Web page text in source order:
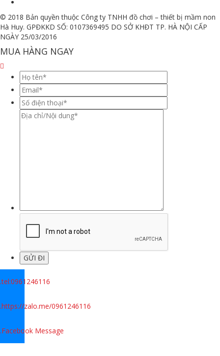
© 2018 Bản quyền thuộc Công ty TNHH đồ chơi – thiết bị mầm non
Hà Huy. GPĐKKD SỐ: 0107369495 DO SỞ KHĐT TP. HÀ NỘI CẤP
NGÀY 25/03/2016
MUA HÀNG NGAY
.tel:0961246116
.https://zalo.me/0961246116
.Facebook Message